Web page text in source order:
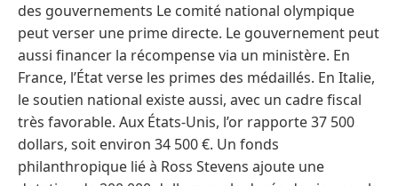
des gouvernements Le comité national olympique
peut verser une prime directe. Le gouvernement peut
aussi financer la récompense via un ministère. En
France, l’État verse les primes des médaillés. En Italie,
le soutien national existe aussi, avec un cadre fiscal
très favorable. Aux États-Unis, l’or rapporte 37 500
dollars, soit environ 34 500 €. Un fonds
philanthropique lié à Ross Stevens ajoute une